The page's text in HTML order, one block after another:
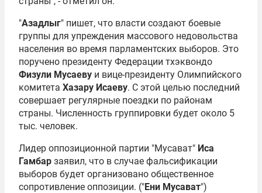
"Азадлыг" пишет, что власти создают боевые
группы для упреждения массового недовольства
населения во время парламентских выборов. Это
поручено президенту Федерации тхэквондо
Физули Мусаеву и вице-президенту Олимпийского
комитета Хазару Исаеву. С этой целью последний
совершает регулярные поездки по районам
страны. Численность группировки будет около 5
тыс. человек.
Лидер оппозиционной партии "Мусават" Иса
Гамбар заявил, что в случае фальсификации
выборов будет организовано общественное
сопротивление оппозиции. ("Ени Мусават")